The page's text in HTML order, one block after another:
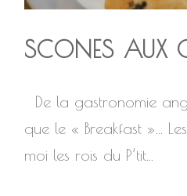
SCONES AUX
De la gastronomie
que le « Breakfast »…
moi les rois du P’tit...